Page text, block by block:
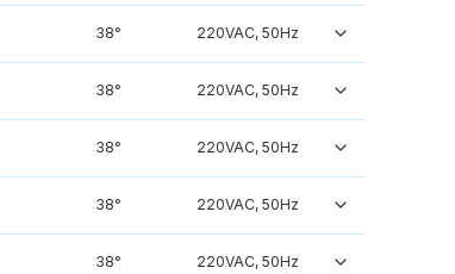
38° 220VAC, 50Hz
38° 220VAC, 50Hz
38° 220VAC, 50Hz
38° 220VAC, 50Hz
38° 220VAC, 50Hz